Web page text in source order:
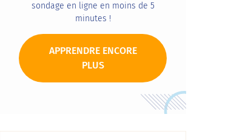
sondage en ligne en moins de 5
minutes !
APPRENDRE ENCORE
PLUS